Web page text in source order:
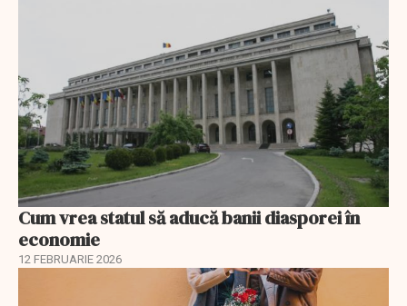
Cum vrea statul să aducă banii diasporei în
economie
12 FEBRUARIE 2026